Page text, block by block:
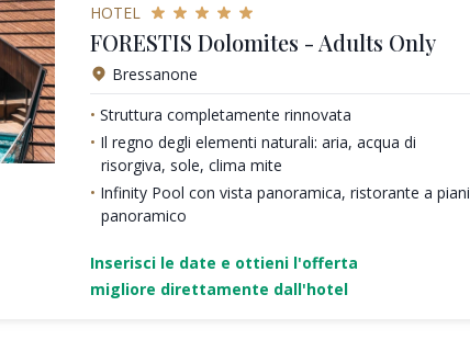
HOTEL
FORESTIS Dolomites - Adults Only
Bressanone
Struttura completamente rinnovata
Il regno degli elementi naturali: aria, acqua di
risorgiva, sole, clima mite
Infinity Pool con vista panoramica, ristorante a piani
panoramico
Inserisci le date e ottieni l'offerta
migliore direttamente dall'hotel